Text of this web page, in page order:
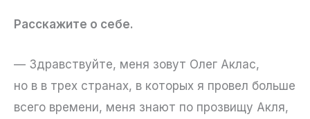
Расскажите о себе.
— Здравствуйте, меня зовут Олег Аклас,
но в в трех странах, в которых я провел больше
всего времени, меня знают по прозвищу Акля,